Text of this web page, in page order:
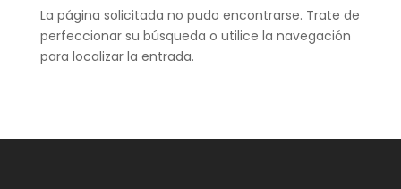
La página solicitada no pudo encontrarse. Trate de
perfeccionar su búsqueda o utilice la navegación
para localizar la entrada.